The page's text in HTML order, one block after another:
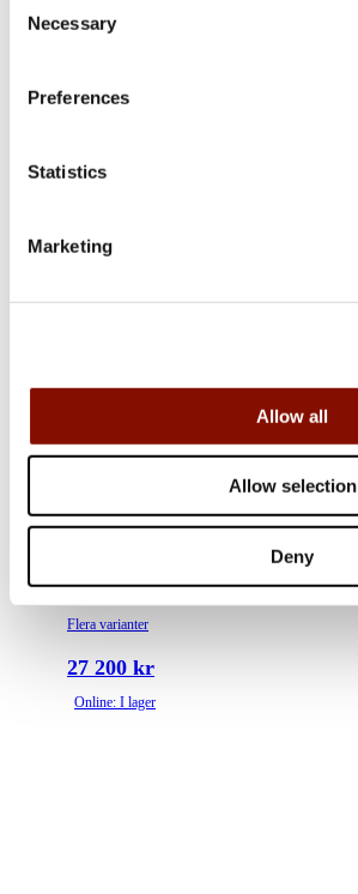
Selection
Necessary
Preferences
Statistics
Marketing
Allow all
Allow selection
Deny
Maral 4X Action Hunter
Flera varianter
27 200 kr
Online: I lager